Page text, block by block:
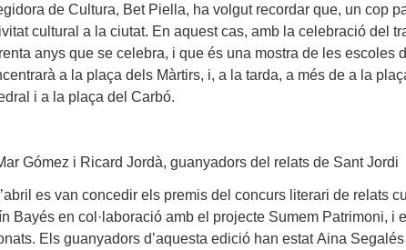
de Cultura, Bet Piella, ha volgut recordar que, un cop
cultural a la ciutat. En aquest cas, amb la celebració del
anys que se celebra, i que és una mostra de les escoles
a la plaça dels Màrtirs, i, a la tarda, a més de a la
i a la plaça del Carbó.
Gómez i Ricard Jordà, guanyadors del relats de Sant Jordi
es van concedir els premis del concurs literari de relats
Bayés en col·laboració amb el projecte Sumem Patrimoni, i
Els guanyadors d’aquesta edició han estatAina Segalés